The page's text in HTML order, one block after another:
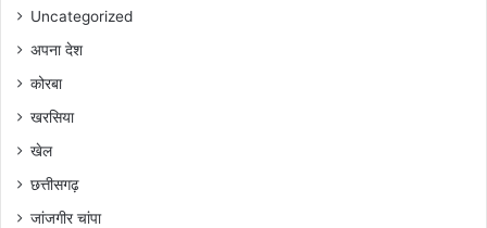
Uncategorized
अपना देश
कोरबा
खरसिया
खेल
छत्तीसगढ़
जांजगीर चांपा